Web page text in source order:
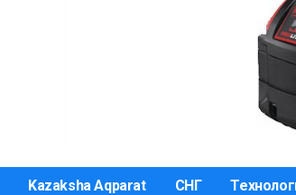
Kazaksha Aqparat СНГ